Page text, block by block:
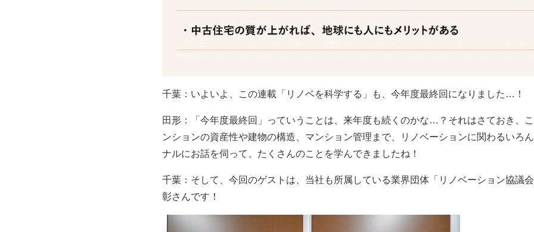
千葉：いよいよ、この連載「リノベを科学する」も、今年度最終回になりました…！
田形：「今年度最終回」っていうことは、来年度も続くのかな…？それはさておき、
ンションの資産性や建物の構造、マンション管理まで、リノベーションに関わるいろ
ナルにお話を伺って、たくさんのことを学んできましたね！
千葉：そして、今回のゲストは、当社も所属している業界団体「リノベーション協議
彰さんです！